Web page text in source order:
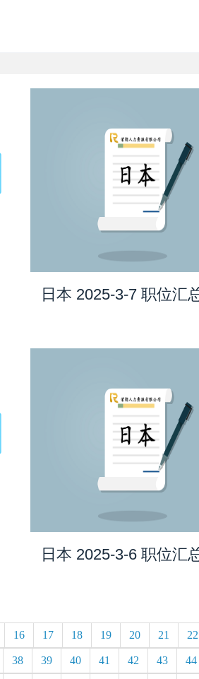
日本 2025-3-7 职位汇
日本 2025-3-6 职位汇
16 17 18 19 20 21 22
38 39 40 41 42 43 44